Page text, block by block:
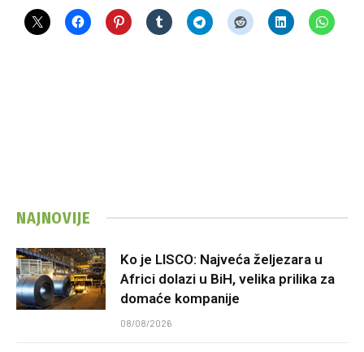
NAJNOVIJE
Ko je LISCO: Najveća željezara u
Africi dolazi u BiH, velika prilika za
domaće kompanije
08/08/2026